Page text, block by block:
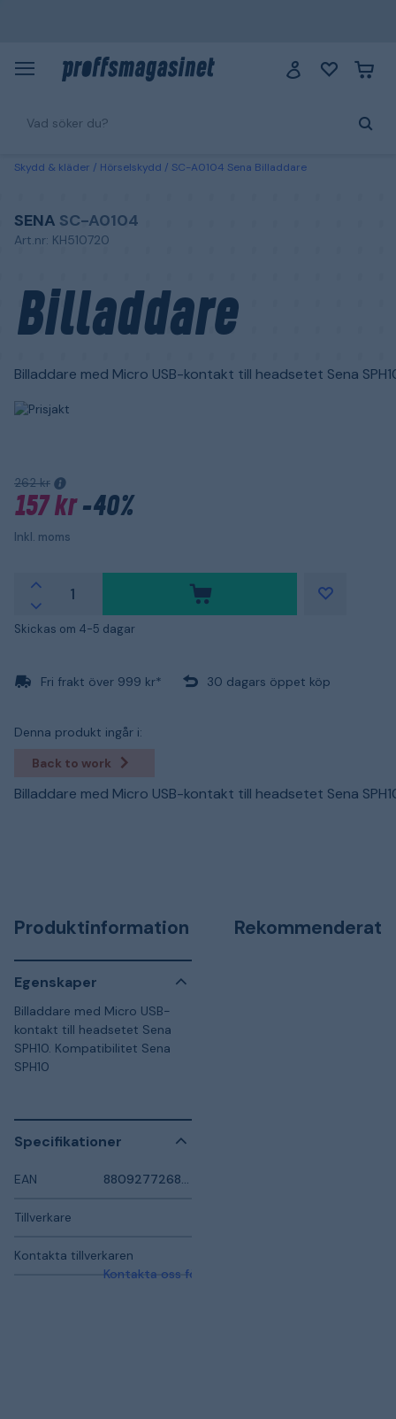
Skydd & kläder Hörselskydd SC-A0104 Sena Billaddare
SENA SC-A0104
Art.nr: KH510720
Billaddare
Billaddare med Micro USB-kontakt till headsetet Sena
262 kr
157 kr-40%
Inkl. moms
Skickas om 4-5 dagar
Fri frakt över 999 kr* 30 dagars öppet köp
Denna produkt ingår i:
Back to work
Billaddare med Micro USB-kontakt till headsetet Sena
Produktinformation
Egenskaper
Billaddare med Micro USB-
kontakt till headsetet Sena
SPH10. Kompatibilitet Sena
SPH10
Specifikationer
EAN 8809277268593
Tillverkare
Kontakta tillverkaren
Kontakta oss för mer information
Rekommenderat